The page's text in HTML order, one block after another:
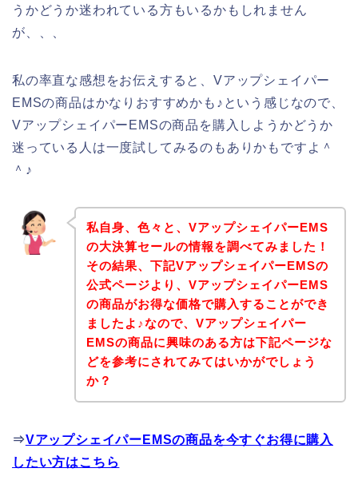
うかどうか迷われている方もいるかもしれません
が、、、
私の率直な感想をお伝えすると、Vアップシェイパー
EMSの商品はかなりおすすめかも♪という感じなので、
VアップシェイパーEMSの商品を購入しようかどうか
迷っている人は一度試してみるのもありかもですよ＾
＾♪
私自身、色々と、VアップシェイパーEMS
の大決算セールの情報を調べてみました！
その結果、下記VアップシェイパーEMSの
公式ページより、VアップシェイパーEMS
の商品がお得な価格で購入することができ
ましたよ♪なので、Vアップシェイパー
EMSの商品に興味のある方は下記ページな
どを参考にされてみてはいかがでしょう
か？
⇒VアップシェイパーEMSの商品を今すぐお得に購入
したい方はこちら